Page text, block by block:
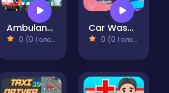
Ambulance Driver Challenge
0 (0 Голосів)
Car Wash And Repair Game
0 (0 Голосів)